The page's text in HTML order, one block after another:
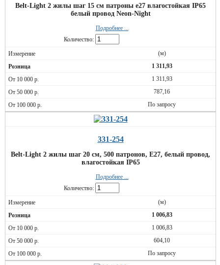
Belt-Light 2 жилы шаг 15 см патроны e27 влагостойкая IP65
белый провод Neon-Night
Подробнее ...
Количество:
(м)
1 311,93
1 311,93
787,16
По запросу
331-254
Belt-Light 2 жилы шаг 20 см, 500 патронов, Е27, белый провод,
влагостойкая IP65
Подробнее ...
Количество:
(м)
1 006,83
1 006,83
604,10
По запросу